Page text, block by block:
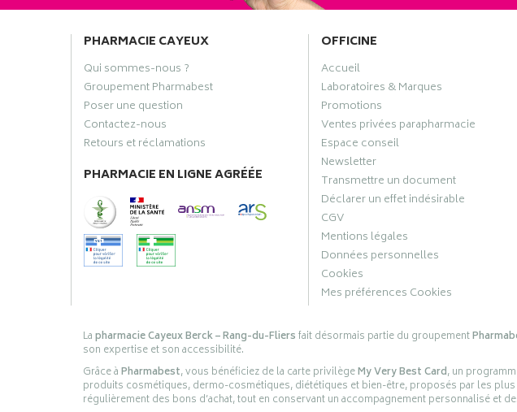
PHARMACIE CAYEUX
Qui sommes-nous ?
Groupement Pharmabest
Poser une question
Contactez-nous
Retours et réclamations
PHARMACIE EN LIGNE AGRÉÉE
OFFICINE
Accueil
Laboratoires & Marques
Promotions
Ventes privées parapharmacie
Espace conseil
Newsletter
Transmettre un document
Déclarer un effet indésirable
CGV
Mentions légales
Données personnelles
Cookies
Mes préférences Cookies
Lapharmacie Cayeux Berck – Rang-du-Fliersfait désormais partie du groupement
son expertise et son accessibilité.
Grâce àPharmabest, vous bénéficiez de la carte privilègeMy Very Best Card, un
produits cosmétiques, dermo-cosmétiques, diététiques et bien-être, proposés par les
régulièrement des bons d’achat, tout en conservant un accompagnement personnalisé et